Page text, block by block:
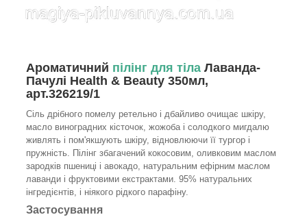
Ароматичний пілінг для тіла Лаванда-
Пачулі Health & Beauty 350мл,
арт.326219/1
Сіль дрібного помелу ретельно і дбайливо очищає шкіру,
масло виноградних кісточок, жожоба і солодкого мигдалю
живлять і пом'якшують шкіру, відновлюючи її тургор і
пружність. Пілінг збагачений кокосовим, оливковим маслом
зародків пшениці і авокадо, натуральним ефірним маслом
лаванди і фруктовими екстрактами. 95% натуральних
інгредієнтів, і ніякого рідкого парафіну.
Застосування